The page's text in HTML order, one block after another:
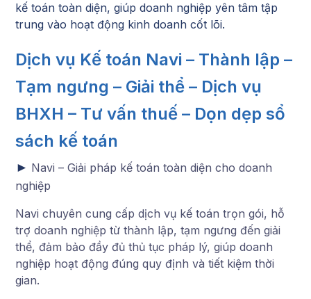
kế toán toàn diện, giúp doanh nghiệp yên tâm tập
trung vào hoạt động kinh doanh cốt lõi.
Dịch vụ Kế toán Navi – Thành lập –
Tạm ngưng – Giải thể – Dịch vụ
BHXH – Tư vấn thuế – Dọn dẹp sổ
sách kế toán
► Navi – Giải pháp kế toán toàn diện cho doanh
nghiệp
Navi chuyên cung cấp dịch vụ kế toán trọn gói, hỗ
trợ doanh nghiệp từ thành lập, tạm ngưng đến giải
thể, đảm bảo đầy đủ thủ tục pháp lý, giúp doanh
nghiệp hoạt động đúng quy định và tiết kiệm thời
gian.